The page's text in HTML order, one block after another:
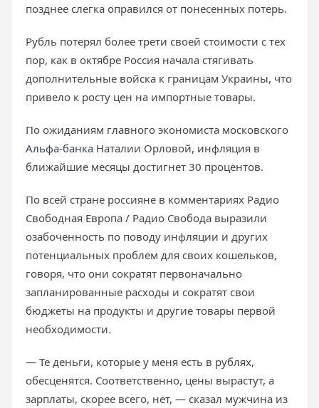
позднее слегка оправился от понесенных потерь.
Рубль потерял более трети своей стоимости с тех
пор, как в октябре Россия начала стягивать
дополнительные войска к границам Украины, что
привело к росту цен на импортные товары.
По ожиданиям главного экономиста московского
Альфа-банка Наталии Орловой, инфляция в
ближайшие месяцы достигнет 30 процентов.
По всей стране россияне в комментариях Радио
Свободная Европа / Радио Свобода выразили
озабоченность по поводу инфляции и других
потенциальных проблем для своих кошельков,
говоря, что они сократят первоначально
запланированные расходы и сократят свои
бюджеты на продукты и другие товары первой
необходимости.
— Те деньги, которые у меня есть в рублях,
обесценятся. Соответственно, цены вырастут, а
зарплаты, скорее всего, нет, — сказал мужчина из